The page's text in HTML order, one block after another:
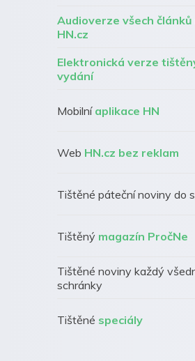
Audioverze všech článků
HN.cz
Elektronická verze
vydání
Mobilní aplikace HN
Web HN.cz bez reklam
Tištěné páteční noviny do
Tištěný magazín PročNe
Tištěné noviny každý
schránky
Tištěné speciály